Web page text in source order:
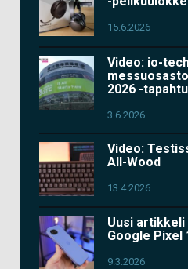
15.6.2026
Video: io-
2026 -
3.6.2026
Video:
All-Wood
13.4.2026
Uusi
Google Pixel
9.3.2026